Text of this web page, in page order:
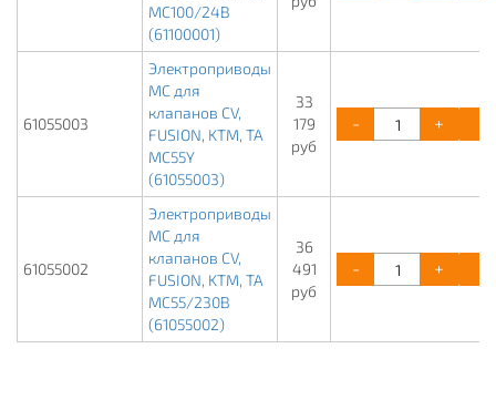
МС100/24В
(61100001)
61055003
Электроприводы
МС для
клапанов CV,
FUSION, KTM, TA
МС55Y
(61055003)
33
179
руб
- +
61055002
Электроприводы
МС для
клапанов CV,
FUSION, KTM, TA
МС55/230В
(61055002)
36
491
руб
- +